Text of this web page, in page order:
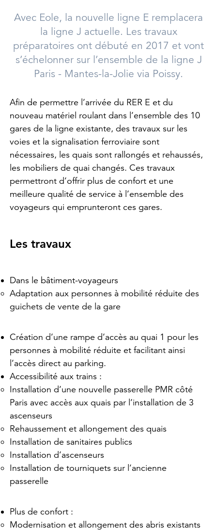
Avec Eole, la nouvelle ligne E remplacera
la ligne J actuelle. Les travaux
préparatoires ont débuté en 2017 et vont
s’échelonner sur l’ensemble de la ligne J
Paris - Mantes-la-Jolie via Poissy.
Afin de permettre l’arrivée du RER E et du
nouveau matériel roulant dans l’ensemble des 10
gares de la ligne existante, des travaux sur les
voies et la signalisation ferroviaire sont
nécessaires, les quais sont rallongés et rehaussés,
les mobiliers de quai changés. Ces travaux
permettront d’offrir plus de confort et une
meilleure qualité de service à l’ensemble des
voyageurs qui emprunteront ces gares.
Les travaux
Dans le bâtiment-voyageurs
Adaptation aux personnes à mobilité réduite des
guichets de vente de la gare
Création d’une rampe d’accès au quai 1 pour les
personnes à mobilité réduite et facilitant ainsi
l’accès direct au parking.
Accessibilité aux trains :
Installation d’une nouvelle passerelle PMR côté
Paris avec accès aux quais par l’installation de 3
ascenseurs
Rehaussement et allongement des quais
Installation de sanitaires publics
Installation d’ascenseurs
Installation de tourniquets sur l’ancienne
passerelle
Plus de confort :
Modernisation et allongement des abris existants